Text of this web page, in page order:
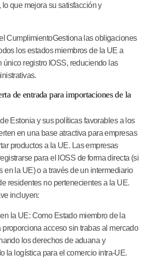
lo que mejora su satisfacción y
CumplimientoGestiona las obligaciones
los estados miembros de la UE a
único registro IOSS, reduciendo las
de entrada para importaciones de la
Estonia y sus políticas favorables a los
en una base atractiva para empresas
productos a la UE. Las empresas
para el IOSS de forma directa (si
en la UE) o a través de un intermediario
residentes no pertenecientes a la UE.
incluyen:
la UE: Como Estado miembro de la
proporciona acceso sin trabas al mercado
los derechos de aduana y
la logística para el comercio intra-UE.